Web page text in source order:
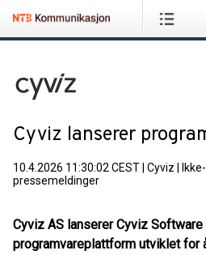
Cyviz lanserer
10.4.2026 11:30:02 CEST Cyviz
pressemeldinger
Cyviz AS lanserer Cyviz
programvareplattform utviklet for